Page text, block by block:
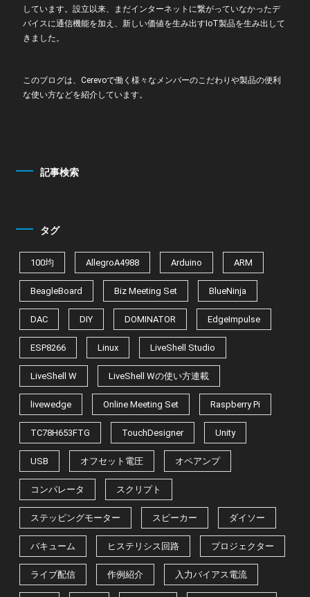
しています。設立以来、まだインターネットに繋がっていなかったデ
バイスに通信機能を加え、新しい価値を生み出すIoT製品を生み出して
きました。
このブログは、Cerevoで働く様々なメンバーのこだわりや製品の便利
な使い方などを紹介しています。
記事検索
タグ
100均 AllegroA4988 Arduino ARM
BeagleBoard Biz Meeting Set BlueNinja
DAC DIY DOMINATOR EdgeImpulse
ESP8266 Linux LiveShell Studio
LiveShell W LiveShell Wの使い方連載
livewedge Online Meeting Set Raspberry Pi
TC78H653FTG TouchDesigner Unity
USB オフセット電圧 オペアンプ
コンパレータ スクリプト
ステッピングモーター スピーカー ダイソー
バキューム ヒステリシス回路 プロジェクター
ライブ配信 作例紹介 入力バイアス電流